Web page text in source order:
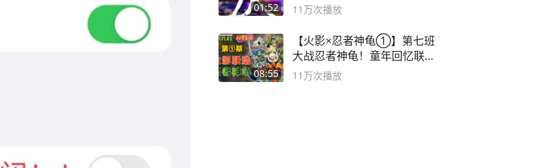
01:52 11万次播放
08:55
【火影×忍者神龟①】第七班
大战忍者神龟！童年回忆联动
论武？
11万次播放